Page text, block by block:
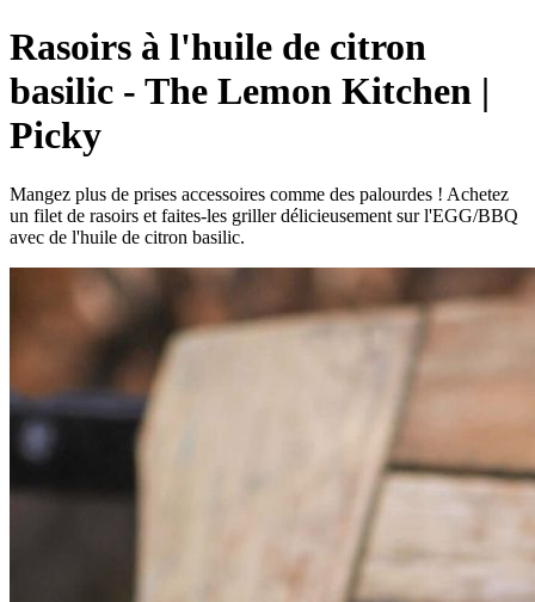
Rasoirs à l'huile de citron
basilic - The Lemon Kitchen |
Picky
Mangez plus de prises accessoires comme des palourdes ! Achetez
un filet de rasoirs et faites-les griller délicieusement sur l'EGG/BBQ
avec de l'huile de citron basilic.